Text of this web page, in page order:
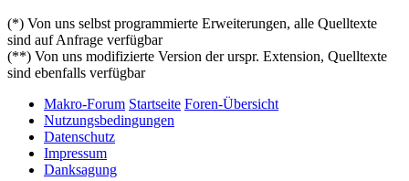
(*) Von uns selbst programmierte Erweiterungen, alle Quelltexte
sind auf Anfrage verfügbar
(**) Von uns modifizierte Version der urspr. Extension, Quelltexte
sind ebenfalls verfügbar
Makro-Forum Startseite Foren-Übersicht
Nutzungsbedingungen
Datenschutz
Impressum
Danksagung